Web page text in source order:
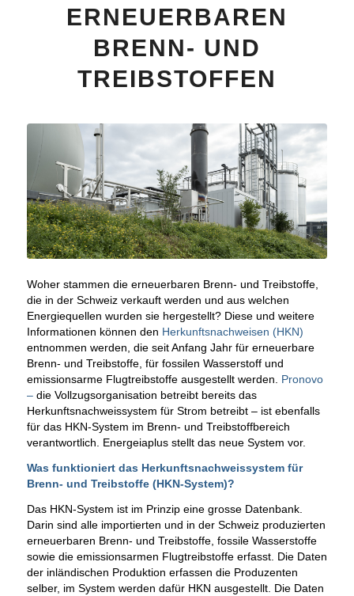
ERNEUERBAREN
BRENN- UND
TREIBSTOFFEN
Woher stammen die erneuerbaren Brenn- und Treibstoffe,
die in der Schweiz verkauft werden und aus welchen
Energiequellen wurden sie hergestellt? Diese und weitere
Informationen können den Herkunftsnachweisen (HKN)
entnommen werden, die seit Anfang Jahr für erneuerbare
Brenn- und Treibstoffe, für fossilen Wasserstoff und
emissionsarme Flugtreibstoffe ausgestellt werden. Pronovo
– die Vollzugsorganisation betreibt bereits das
Herkunftsnachweissystem für Strom betreibt – ist ebenfalls
für das HKN-System im Brenn- und Treibstoffbereich
verantwortlich. Energeiaplus stellt das neue System vor.
Was funktioniert das Herkunftsnachweissystem für
Brenn- und Treibstoffe (HKN-System)?
Das HKN-System ist im Prinzip eine grosse Datenbank.
Darin sind alle importierten und in der Schweiz produzierten
erneuerbaren Brenn- und Treibstoffe, fossile Wasserstoffe
sowie die emissionsarmen Flugtreibstoffe erfasst. Die Daten
der inländischen Produktion erfassen die Produzenten
selber, im System werden dafür HKN ausgestellt. Die Daten